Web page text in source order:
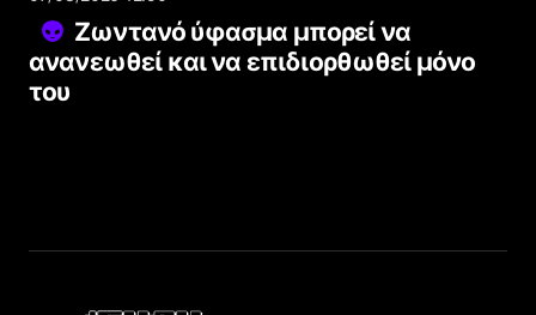
Ζωντανό ύφασμα μπορεί να
ανανεωθεί και να επιδιορθωθεί μόνο
του